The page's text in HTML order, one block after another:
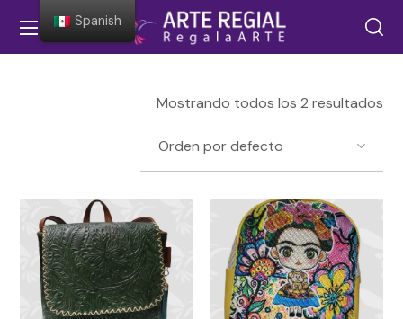
Mostrando todos los 2 resultados
Spanish